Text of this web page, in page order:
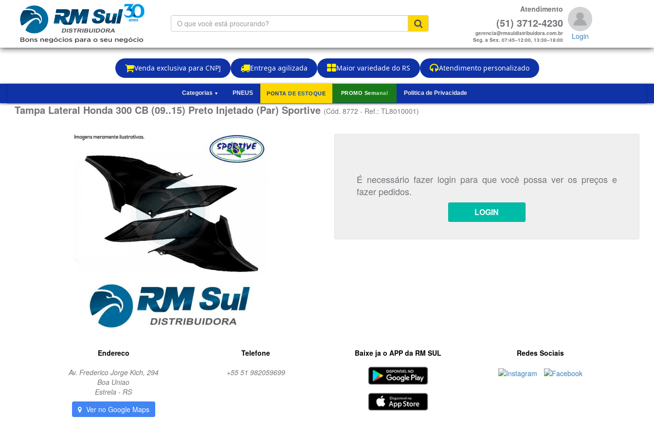
Venda exclusiva para CNPJ Entrega agilizada Maior variedade do RS Atendimento personalizado
O
que
está
procurando?
Atendimento
(51) 3712-4230
gerencia@rmsuldistribuidora.com.br
Seg. a Sex. 07:45–12:00, 13:30–18:00
Login
Categorias ▼ PNEUS PONTA DE ESTOQUE PROMO Semanal Politica de Privacidade
Tampa Lateral Honda 300 CB (09..15) Preto Injetado (Par) Sportive(Cód. 8772 - Ref.: TL8010001)
É necessário fazer login para que você possa ver os preços e
fazer pedidos.
LOGIN
Endereco
Av. Frederico Jorge Kich, 294
Boa Uniao
Estrela - RS
Ver no Google Maps
Telefone
+55 51 982059699
Baixe ja o APP da RM SUL Redes Sociais